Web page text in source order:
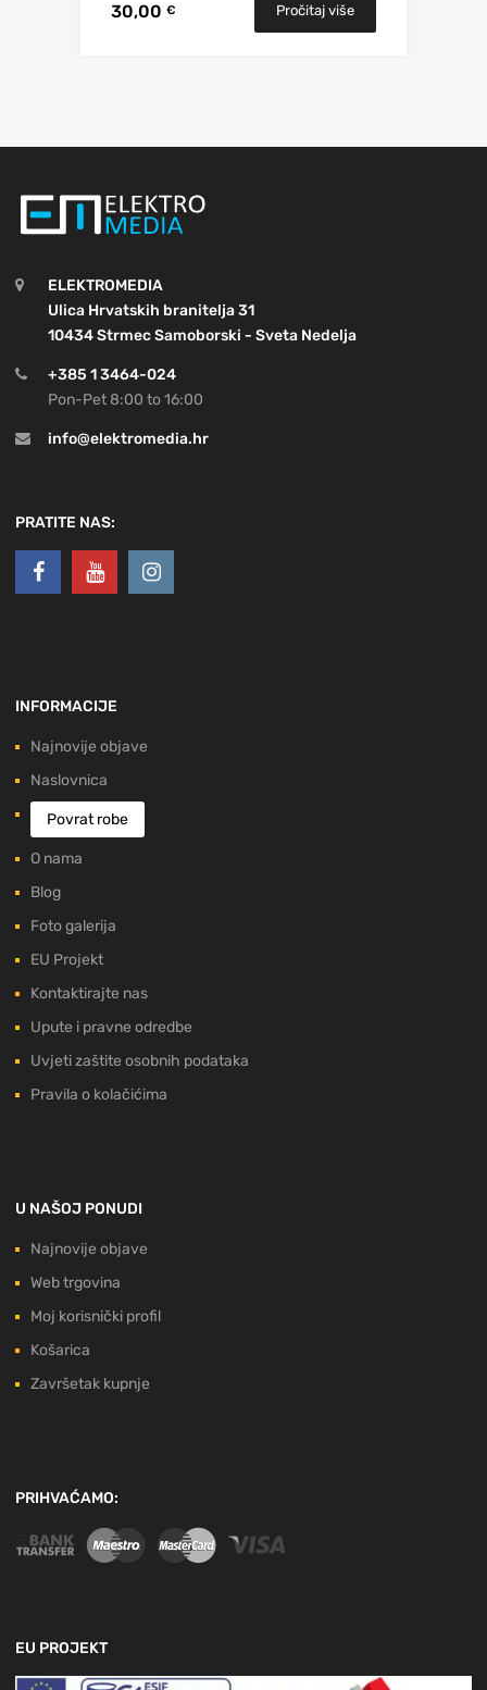
30,00 € Pročitaj više
ELEKTROMEDIA
Ulica Hrvatskih branitelja 31
10434 Strmec Samoborski - Sveta Nedelja
+385 1 3464-024
Pon-Pet 8:00 to 16:00
info@elektromedia.hr
PRATITE NAS:
INFORMACIJE
Najnovije objave
Naslovnica
Povrat robe
O nama
Blog
Foto galerija
EU Projekt
Kontaktirajte nas
Upute i pravne odredbe
Uvjeti zaštite osobnih podataka
Pravila o kolačićima
U NAŠOJ PONUDI
Najnovije objave
Web trgovina
Moj korisnički profil
Košarica
Završetak kupnje
PRIHVAĆAMO:
EU PROJEKT